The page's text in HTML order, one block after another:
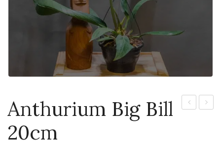
Anthurium Big Bill
20cm